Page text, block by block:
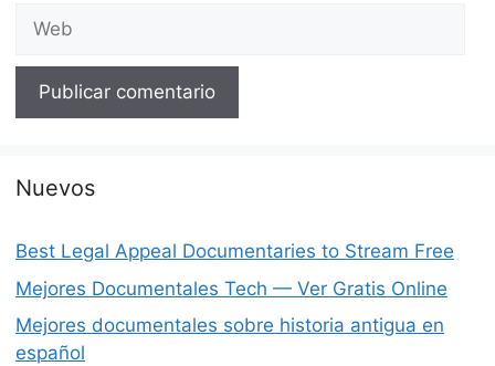
Web
Nuevos
Best Legal Appeal Documentaries to Stream Free
Mejores Documentales Tech — Ver Gratis Online
Mejores documentales sobre historia antigua en
español